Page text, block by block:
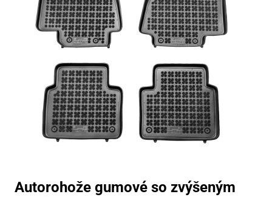
Autorohože gumové so zvýšeným